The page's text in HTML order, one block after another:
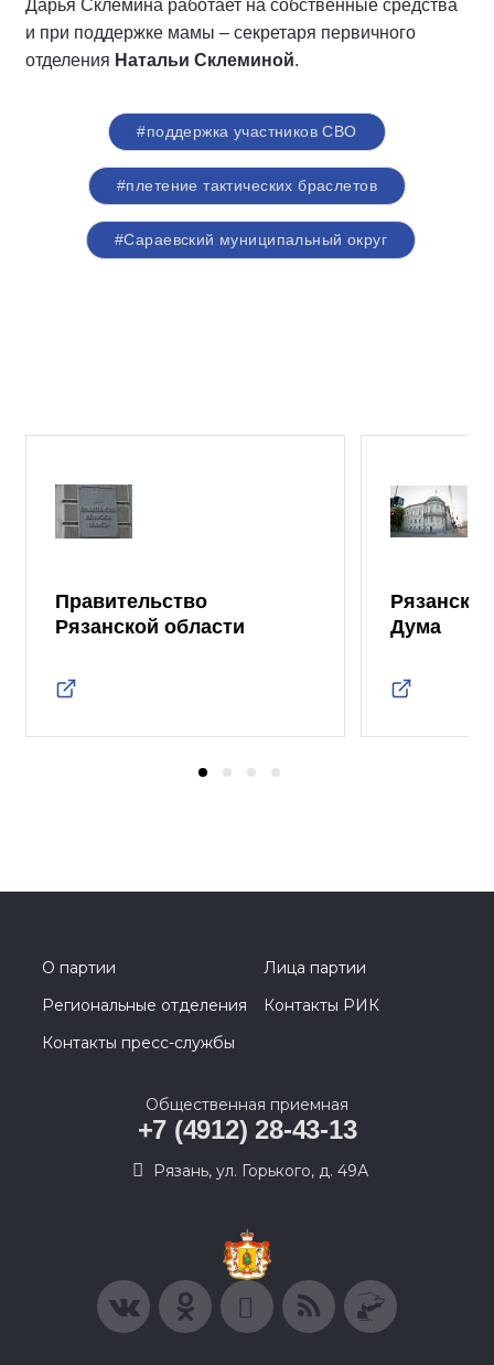
Дарья Склемина работает на собственные средства
и при поддержке мамы – секретаря первичного
отделения Натальи Склеминой.
#поддержка участников СВО
#плетение тактических браслетов
#Сараевский муниципальный округ
Правительство
Рязанской области
Дума
О партии
Лица партии
Региональные отделения
Контакты РИК
Контакты пресс-службы
Общественная приемная
+7 (4912) 28-43-13
Рязань, ул. Горького, д. 49А